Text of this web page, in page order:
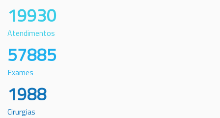
19930
Atendimentos
57885
Exames
1988
Cirurgias